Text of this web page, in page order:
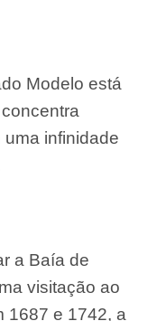
Modelo está
infinidade
a Baía de
visitação ao
1687 e 1742, a